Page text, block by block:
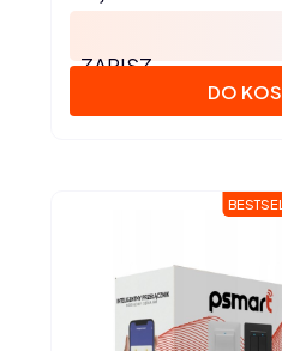
ZAPISZ
DO